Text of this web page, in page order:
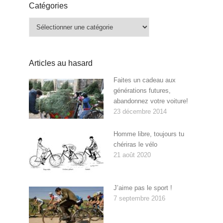
Catégories
Catégories
Articles au hasard
Faites un cadeau aux
générations futures,
abandonnez votre voiture!
23 décembre 2014
Homme libre, toujours tu
chériras le vélo
21 août 2020
J’aime pas le sport !
7 septembre 2016